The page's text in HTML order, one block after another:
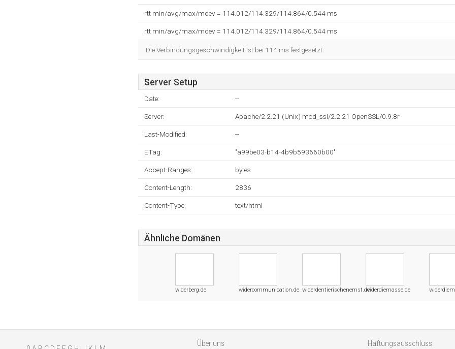
rtt min/avg/max/mdev = 114.012/114.329/114.864/0.544 ms
rtt min/avg/max/mdev = 114.012/114.329/114.864/0.544 ms
Die Verbindungsgeschwindigkeit ist bei 114 ms festgesetzt.
Server Setup
Date: --
Server: Apache/2.2.21 (Unix) mod_ssl/2.2.21 OpenSSL/0.9.8r
Last-Modified: --
ETag: "a99be03-b14-4b9b593660b00"
Accept-Ranges: bytes
Content-Length: 2836
Content-Type: text/html
Ähnliche Domänen
widerberg.de widercommunication.de widerdentierischenernst.dewiderdiemasse.de
Über uns Haftungsausschluss